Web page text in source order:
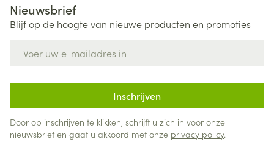
Nieuwsbrief
Blijf op de hoogte van nieuwe producten en promoties
Inschrijven
Door op inschrijven te klikken, schrijft u zich in voor onze
nieuwsbrief en gaat u akkoord met onze privacy policy.